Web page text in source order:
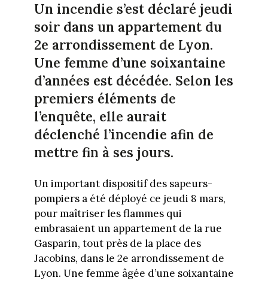
Un incendie s’est déclaré jeudi
soir dans un appartement du
2e arrondissement de Lyon.
Une femme d’une soixantaine
d’années est décédée. Selon les
premiers éléments de
l’enquête, elle aurait
déclenché l’incendie afin de
mettre fin à ses jours.
Un important dispositif des sapeurs-
pompiers a été déployé ce jeudi 8 mars,
pour maîtriser les flammes qui
embrasaient un appartement de la rue
Gasparin, tout près de la place des
Jacobins, dans le 2e arrondissement de
Lyon. Une femme âgée d’une soixantaine